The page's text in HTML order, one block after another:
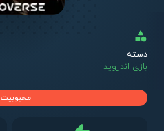
دسته
بازی اندروید
محبوبیت 0%